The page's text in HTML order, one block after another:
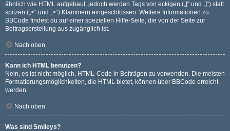
ähnlich wie HTML aufgebaut, jedoch werden Tags von eckigen („[“ und „]“) statt
spitzen („<“ und „>“) Klammern eingeschlossen. Weitere Informationen zu
BBCode findest du auf einer speziellen Hilfe-Seite, die von der Seite zur
Beitragserstellung aus zugänglich ist.
Nach oben
Kann ich HTML benutzen?
Nein, es ist nicht möglich, HTML-Code in Beiträgen zu verwenden. Die meisten
Formatierungsmöglichkeiten, die HTML bietet, können über BBCode erreicht
werden.
Nach oben
Was sind Smileys?